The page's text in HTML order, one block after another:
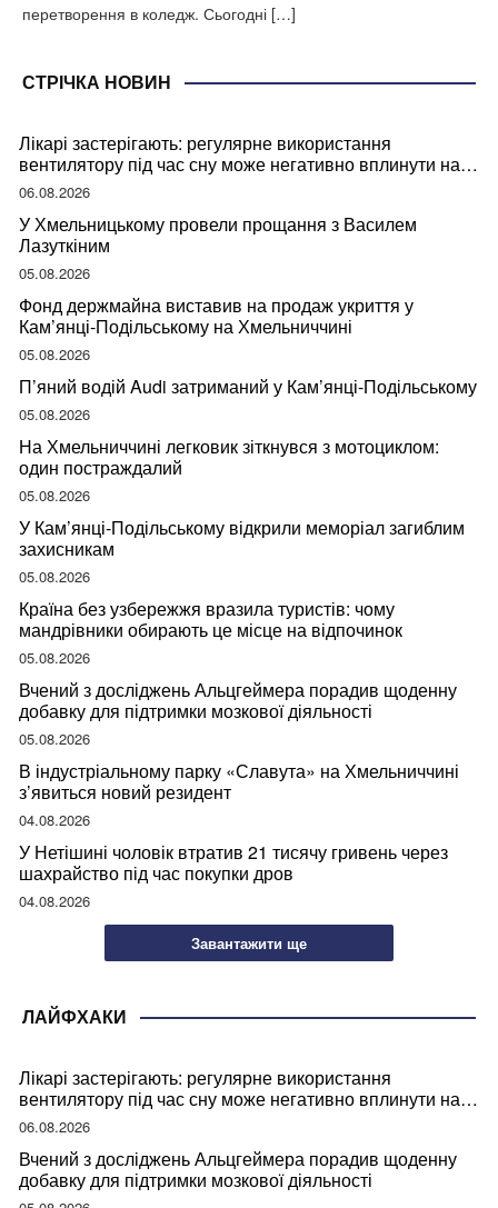
перетворення в коледж. Сьогодні […]
СТРІЧКА НОВИН
Лікарі застерігають: регулярне використання
вентилятору під час сну може негативно вплинути на
ваше здоров’я
06.08.2026
У Хмельницькому провели прощання з Василем
Лазуткіним
05.08.2026
Фонд держмайна виставив на продаж укриття у
Кам’янці-Подільському на Хмельниччині
05.08.2026
П’яний водій Audi затриманий у Кам’янці-Подільському
05.08.2026
На Хмельниччині легковик зіткнувся з мотоциклом:
один постраждалий
05.08.2026
У Кам’янці-Подільському відкрили меморіал загиблим
захисникам
05.08.2026
Країна без узбережжя вразила туристів: чому
мандрівники обирають це місце на відпочинок
05.08.2026
Вчений з досліджень Альцгеймера порадив щоденну
добавку для підтримки мозкової діяльності
05.08.2026
В індустріальному парку «Славута» на Хмельниччині
з’явиться новий резидент
04.08.2026
У Нетішині чоловік втратив 21 тисячу гривень через
шахрайство під час покупки дров
04.08.2026
Завантажити ще
ЛАЙФХАКИ
Лікарі застерігають: регулярне використання
вентилятору під час сну може негативно вплинути на
ваше здоров’я
06.08.2026
Вчений з досліджень Альцгеймера порадив щоденну
добавку для підтримки мозкової діяльності